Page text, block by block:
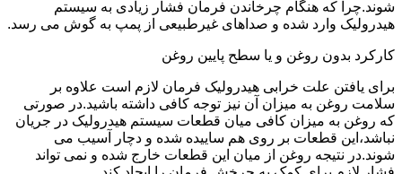
شوند.چرا که هنگام چرخاندن فرمان فشار زیادی به سیستم
هیدرولیک وارد شده و صداهای غیرطبیعی از پمپ به گوش می رسد.
کارکرد بدون روغن و یا سطح پایین روغن
برای یافتن علت خرابی هیدرولیک فرمان لازم است علاوه بر
سلامت روغن به میزان آن نیز توجه کافی داشته باشید.در صورتی
که روغن به میزان کافی میان قطعات سیستم هیدرولیک در جریان
نباشد،این قطعات بر روی هم ساییده شده و دچار آسیب می
شوند.در نتیجه روغن از میان این قطعات خارج شده و نمی تواند